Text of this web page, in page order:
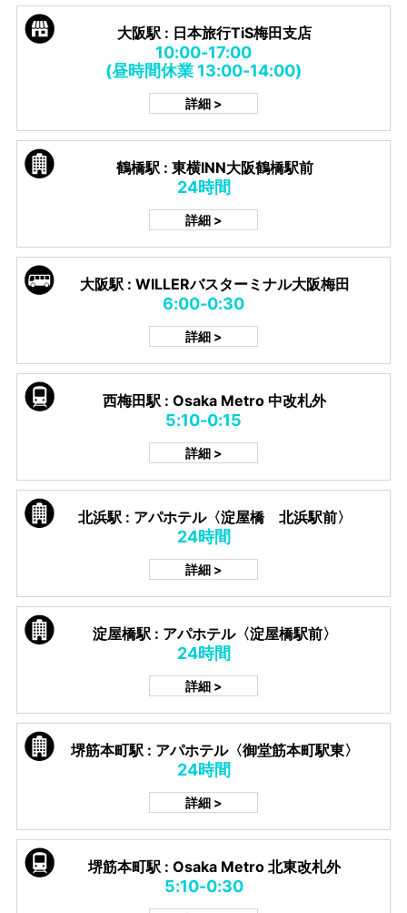
大阪駅 : 日本旅行TiS梅田支店
10:00-17:00
(昼時間休業 13:00-14:00)
詳細 >
鶴橋駅 : 東横INN大阪鶴橋駅前
24時間
詳細 >
大阪駅 : WILLERバスターミナル大阪梅田
6:00-0:30
詳細 >
西梅田駅 : Osaka Metro 中改札外
5:10-0:15
詳細 >
北浜駅 : アパホテル〈淀屋橋 北浜駅前〉
24時間
詳細 >
淀屋橋駅 : アパホテル〈淀屋橋駅前〉
24時間
詳細 >
堺筋本町駅 : アパホテル〈御堂筋本町駅東〉
24時間
詳細 >
堺筋本町駅 : Osaka Metro 北東改札外
5:10-0:30